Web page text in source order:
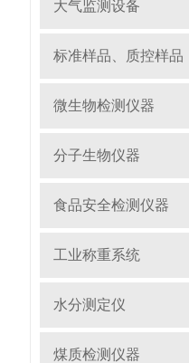
大气监测设备
标准样品、质控样品
微生物检测仪器
分子生物仪器
食品安全检测仪器
工业称重系统
水分测定仪
煤质检测仪器